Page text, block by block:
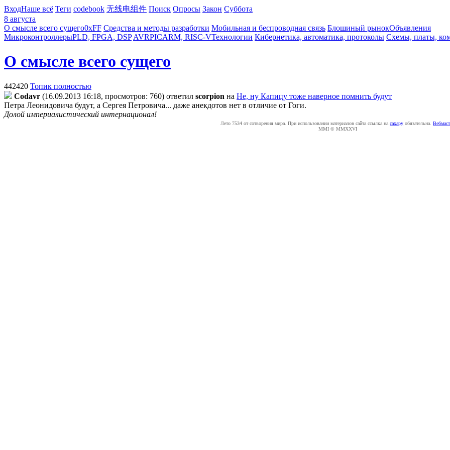
ВходНаше всё Теги codebook 无线电组件 Поиск Опросы Закон Суббота
8 августа
О смысле всего сущего0xFF Средства и методы разработки Мобильная и беспроводная связь Блошиный рынокОбъявления
МикроконтроллерыPLD, FPGA, DSP AVRPICARM, RISC-VТехнологии Кибернетика, автоматика, протоколы Схемы, платы,
О смысле всего сущего
442420 Топик полностью
Codavr (16.09.2013 16:18, просмотров: 760) ответил scorpion на Не, ну Капицу тоже наверное помнить будут
Петра Леонидовича будут, а Сергея Петровича... даже анекдотов нет в отличие от Гоги.
Долой империалистический интернационал!
Лето 7534 от сотворения мира. При использовании материалов сайта ссылка на caxapу обязательна.
MMI © MMXXVI